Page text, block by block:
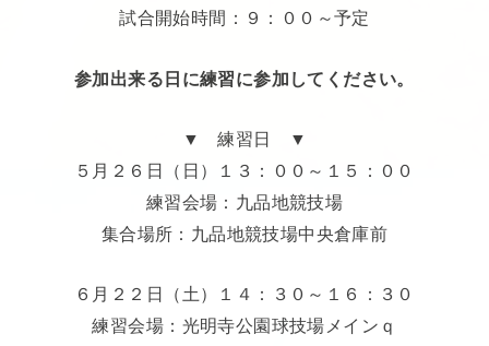
試合開始時間：９：００～予定
参加出来る日に練習に参加してください。
▼ 練習日 ▼
５月２６日（日）１３：００～１５：００
練習会場：九品地競技場
集合場所：九品地競技場中央倉庫前
６月２２日（土）１４：３０～１６：３０
練習会場：光明寺公園球技場メインｑ